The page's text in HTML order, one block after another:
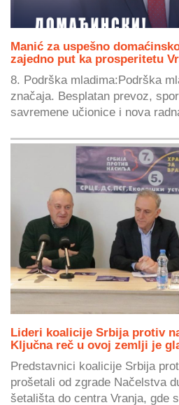
Manić za uspešno
zajedno put ka prosperitetu
8. Podrška mladima:Podrška
značaja. Besplatan prevoz,
savremene učionice i nova
Lideri koalicije Srbija protiv
Ključna reč u ovoj zemlji je
Predstavnici koalicije Srbija
prošetali od zgrade Načelstva
šetališta do centra Vranja, gde